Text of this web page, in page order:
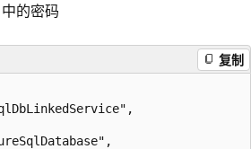
的密码
复制